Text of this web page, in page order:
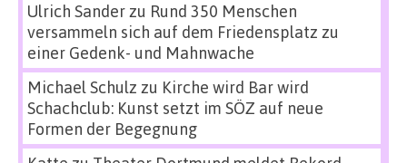
Ulrich Sanderzu Rund 350 Menschen
versammeln sich auf dem Friedensplatz zu
einer Gedenk- und Mahnwache
Michael Schulz zu Kirche wird Bar wird
Schachclub: Kunst setzt im SÖZ auf neue
Formen der Begegnung